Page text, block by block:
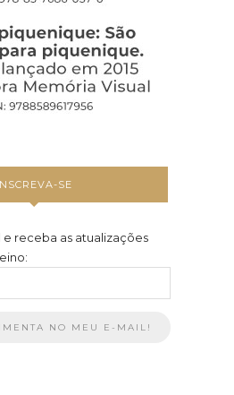
SE
receba as atualizações